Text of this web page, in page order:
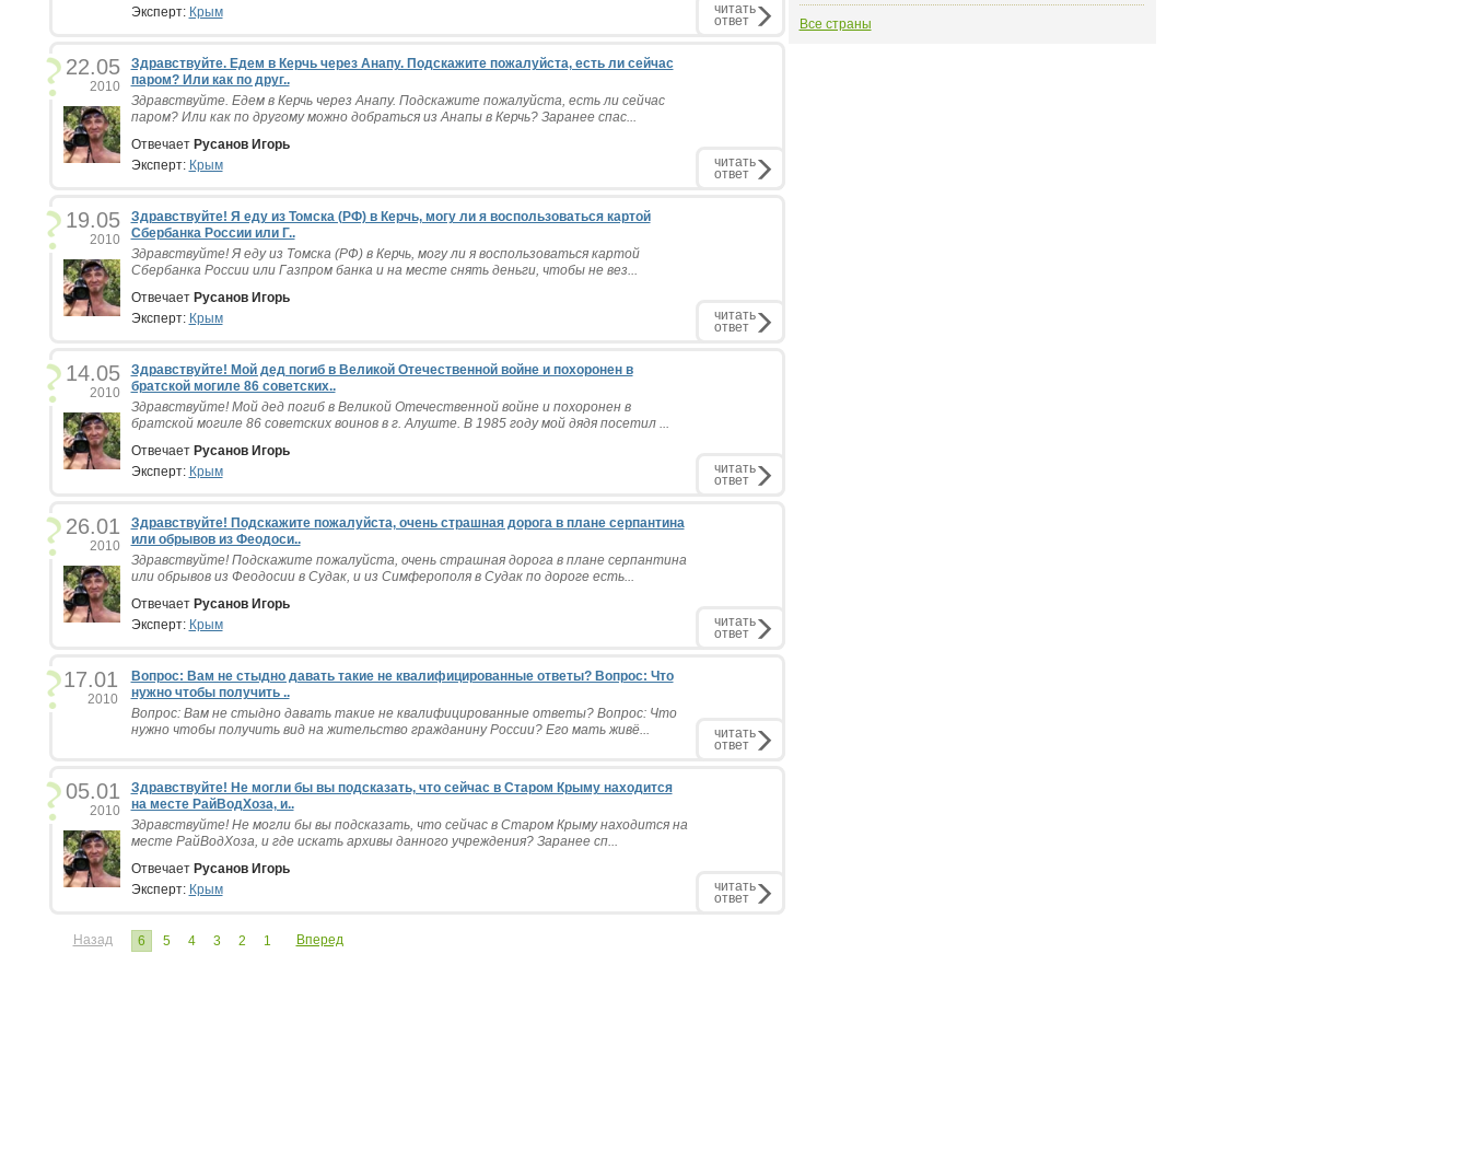
Эксперт: Крым читать
ответ
22.05
2010
Здравствуйте. Едем в Керчь через Анапу. Подскажите пожалуйста, есть ли сейчас
паром? Или как по друг..
Здравствуйте. Едем в Керчь через Анапу. Подскажите пожалуйста, есть ли сейчас
паром? Или как по другому можно добраться из Анапы в Керчь? Заранее спас...
Отвечает Русанов Игорь
Эксперт: Крым читать
ответ
19.05
2010
Здравствуйте! Я еду из Томска (РФ) в Керчь, могу ли я воспользоваться картой
Сбербанка России или Г..
Здравствуйте! Я еду из Томска (РФ) в Керчь, могу ли я воспользоваться картой
Сбербанка России или Газпром банка и на месте снять деньги, чтобы не вез...
Отвечает Русанов Игорь
Эксперт: Крым читать
ответ
14.05
2010
Здравствуйте! Мой дед погиб в Великой Отечественной войне и похоронен в
братской могиле 86 советских..
Здравствуйте! Мой дед погиб в Великой Отечественной войне и похоронен в
братской могиле 86 советских воинов в г. Алуште. В 1985 году мой дядя посетил ...
Отвечает Русанов Игорь
Эксперт: Крым читать
ответ
26.01
2010
Здравствуйте! Подскажите пожалуйста, очень страшная дорога в плане серпантина
или обрывов из Феодоси..
Здравствуйте! Подскажите пожалуйста, очень страшная дорога в плане серпантина
или обрывов из Феодосии в Судак, и из Симферополя в Судак по дороге есть...
Отвечает Русанов Игорь
Эксперт: Крым читать
ответ
17.01
2010
Вопрос: Вам не стыдно давать такие не квалифицированные ответы? Вопрос: Что
нужно чтобы получить ..
Вопрос: Вам не стыдно давать такие не квалифицированные ответы? Вопрос: Что
нужно чтобы получить вид на жительство гражданину России? Его мать живё...
читать
ответ
05.01
2010
Здравствуйте! Не могли бы вы подсказать, что сейчас в Старом Крыму находится
на месте РайВодХоза, и..
Здравствуйте! Не могли бы вы подсказать, что сейчас в Старом Крыму находится на
месте РайВодХоза, и где искать архивы данного учреждения? Заранее сп...
Отвечает Русанов Игорь
Эксперт: Крым читать
ответ
Назад 6 5 4 3 2 1 Вперед
Все страны